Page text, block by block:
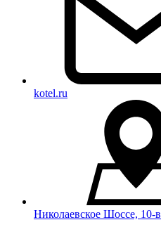
kotel.ru
Николаевское Шоссе, 10-в